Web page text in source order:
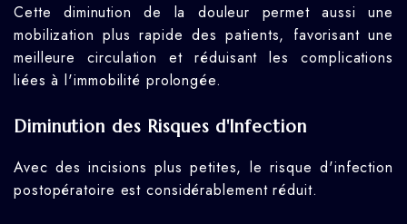
Cette diminution de la douleur permet aussi une
mobilization plus rapide des patients, favorisant une
meilleure circulation et réduisant les complications
liées à l'immobilité prolongée.
Diminution des Risques d'Infection
Avec des incisions plus petites, le risque d'infection
postopératoire est considérablement réduit.